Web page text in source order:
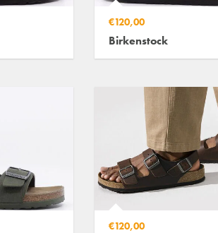
€120,00
Birkenstock
€120,00